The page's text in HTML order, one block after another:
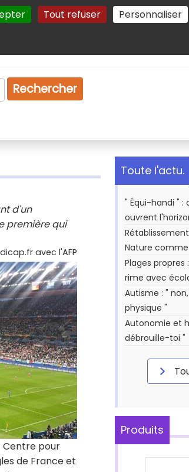
Tout refuser Personnaliser
Plan du site Gestion des cookies
Rechercher
d'un
première qui
avec l'AFP
Centre pour
de France et
Toute l'actu.
" Équi-handi " :
ouvrent
Nature comme
Plages
rime avec
Autisme : "
physique "
Autonomie et
débrouille-toi "
Produits